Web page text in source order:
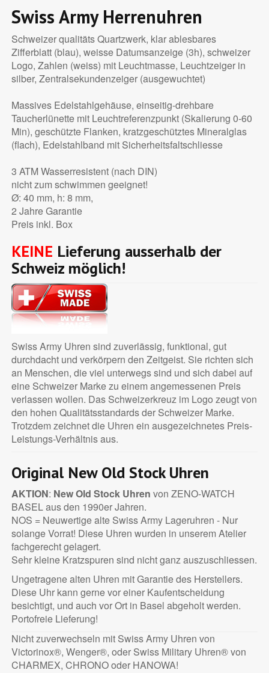
Swiss Army Herrenuhren
Schweizer qualitäts Quartzwerk, klar ablesbares
Zifferblatt (blau), weisse Datumsanzeige (3h), schweizer
Logo, Zahlen (weiss) mit Leuchtmasse, Leuchtzeiger in
silber, Zentralsekundenzeiger (ausgewuchtet)
Massives Edelstahlgehäuse, einseitig-drehbare
Taucherlünette mit Leuchtreferenzpunkt (Skalierung 0-60
Min), geschützte Flanken, kratzgeschütztes Mineralglas
(flach), Edelstahlband mit Sicherheitsfaltschliesse
3 ATM Wasserresistent (nach DIN)
nicht zum schwimmen geeignet!
Ø: 40 mm, h: 8 mm,
2 Jahre Garantie
Preis inkl. Box
KEINE Lieferung ausserhalb der
Schweiz möglich!
Swiss Army Uhren sind zuverlässig, funktional, gut
durchdacht und verkörpern den Zeitgeist. Sie richten sich
an Menschen, die viel unterwegs sind und sich dabei auf
eine Schweizer Marke zu einem angemessenen Preis
verlassen wollen. Das Schweizerkreuz im Logo zeugt von
den hohen Qualitätsstandards der Schweizer Marke.
Trotzdem zeichnet die Uhren ein ausgezeichnetes Preis-
Leistungs-Verhältnis aus.
Original New Old Stock Uhren
AKTION: New Old Stock Uhren von ZENO-WATCH
BASEL aus den 1990er Jahren.
NOS = Neuwertige alte Swiss Army Lageruhren - Nur
solange Vorrat! Diese Uhren wurden in unserem Atelier
fachgerecht gelagert.
Sehr kleine Kratzspuren sind nicht ganz auszuschliessen.
Ungetragene alten Uhren mit Garantie des Herstellers.
Diese Uhr kann gerne vor einer Kaufentscheidung
besichtigt, und auch vor Ort in Basel abgeholt werden.
Portofreie Lieferung!
Nicht zuverwechseln mit Swiss Army Uhren von
Victorinox®, Wenger®, oder Swiss Military Uhren® von
CHARMEX, CHRONO oder HANOWA!